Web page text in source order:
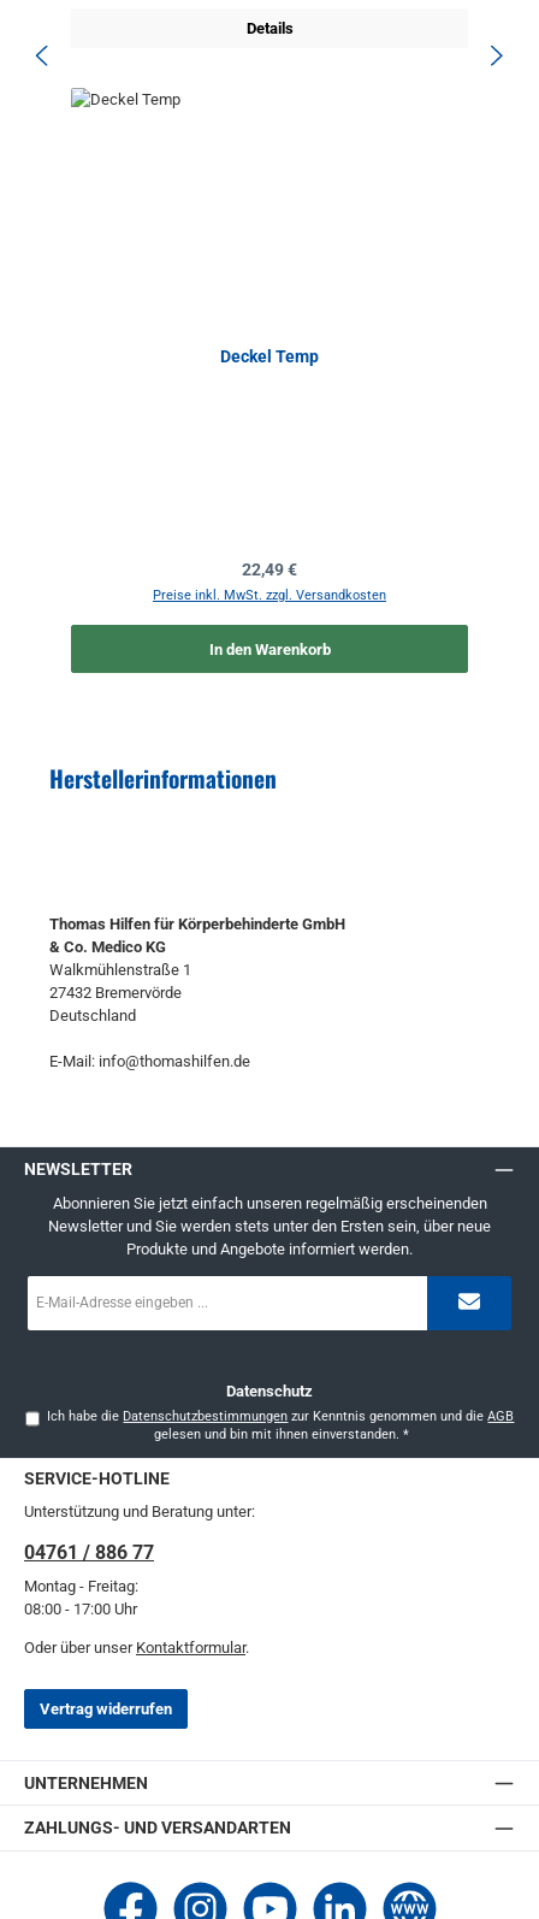
Details
Deckel Temp
Regulärer Preis:
22,49 €
Preise inkl. MwSt. zzgl. Versandkosten
In den Warenkorb
Herstellerinformationen
Thomas Hilfen für Körperbehinderte GmbH
& Co. Medico KG
Walkmühlenstraße 1
27432 Bremervörde
Deutschland
E-Mail: info@thomashilfen.de
NEWSLETTER
Abonnieren Sie jetzt einfach unseren regelmäßig erscheinenden
Newsletter und Sie werden stets unter den Ersten sein, über neue
Produkte und Angebote informiert werden.
Mail-
Datenschutz
Ich habe die Datenschutzbestimmungen zur Kenntnis genommen und dieAGB
gelesen und bin mit ihnen einverstanden. *
SERVICE-HOTLINE
Unterstützung und Beratung unter:
04761 / 886 77
Montag - Freitag:
08:00 - 17:00 Uhr
Oder über unser Kontaktformular.
Vertrag widerrufen
UNTERNEHMEN
ZAHLUNGS- UND VERSANDARTEN
Thomashilfen bei Facebook
Thomashilfen bei Instagram
Thomashilfen bei YouTube
Thomashilfen bei LinkedIn
Zur Website von